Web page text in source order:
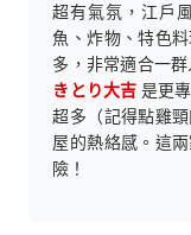
超有氣氛，江戶
魚、炸物、特色
多，非常適合一
きとり大吉 是更
超多（記得點雞
屋的熱絡感。這
險！